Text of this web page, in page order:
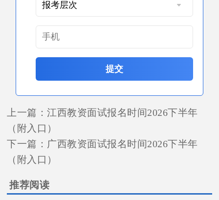
提交
上一篇：江西教资面试报名时间2026下半年
（附入口）
下一篇： 广西教资面试报名时间2026下半年
（附入口）
推荐阅读